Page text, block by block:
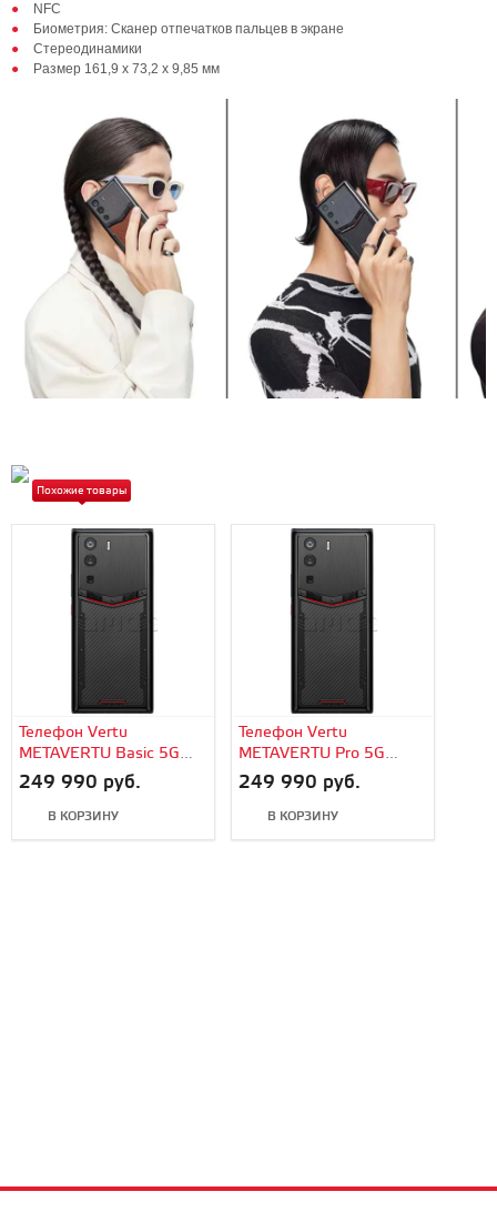
NFC
Биометрия: Сканер отпечатков пальцев в экране
Стереодинамики
Размер 161,9 х 73,2 х 9,85 мм
Похожие товары
Телефон Vertu
METAVERTU Basic 5G
Web3, Carbon Fiber
249 990 руб.
В КОРЗИНУ
Телефон Vertu
METAVERTU Pro 5G
Web3, Carbon Fiber
249 990 руб.
В КОРЗИНУ